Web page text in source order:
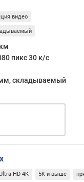
видео
пикс 30 к/с
складываемый
HD 4K 5K и выше